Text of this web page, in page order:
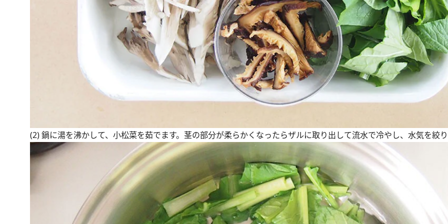
(2) 鍋に湯を沸かして、小松菜を茹でます。茎の部分が柔らかくなったらザルに取り出して流水で冷やし、水気を絞